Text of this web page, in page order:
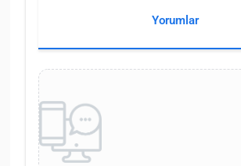
Yorumlar